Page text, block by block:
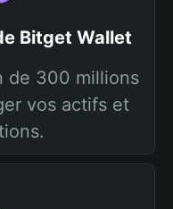
Bitget Wallet
de 300 millions
vos actifs et